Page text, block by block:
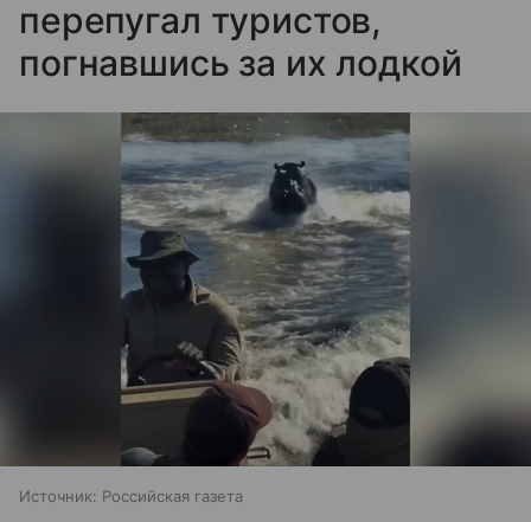
перепугал туристов,
погнавшись за их лодкой
Источник: Российская газета